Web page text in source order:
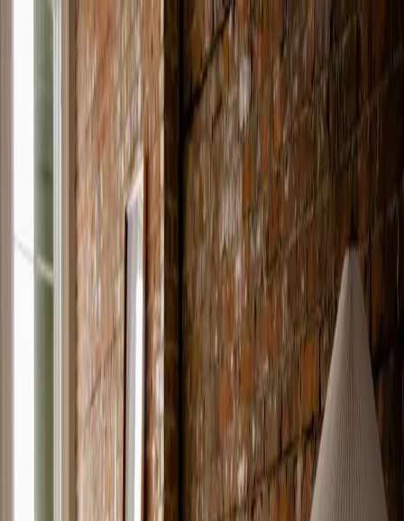
Segmentos educativos Nuestra plataforma
Casos de
Sobre Omniway Noticias Contacto
Iniciar sesión
Casos de estudio
Una plataforma hecha por
docentes para docentes: NTI
Skolan lo cuenta
Omniway se desarrolló inicialmente en exclusiva para NTI
Skolan y, tras más de 13 años de estrecha colaboración, se
ha convertido en una parte natural de la enseñanza y la
administración del centro.
Apoyo flexible para profesorado
y alumnado: Visible Care